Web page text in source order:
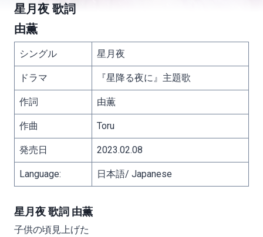
星月夜 歌詞
由薫
シングル 星月夜
ドラマ 『星降る夜に』主題歌
作詞 由薫
作曲 Toru
発売日 2023.02.08
Language: 日本語/ Japanese
星月夜 歌詞 由薫
子供の頃見上げた